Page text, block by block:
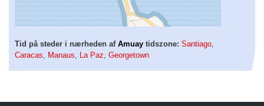
Tid på steder i nærheden af Amuay tidszone: Santiago
Caracas
Manaus La Paz Georgetown